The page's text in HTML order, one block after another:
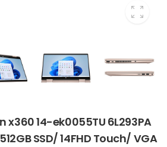
x360 14-ek0055TU 6L293PA
SSD/ 14FHD Touch/ VGA